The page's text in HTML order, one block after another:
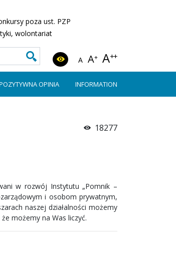
poza ust. PZP
wolontariat
A A+ A++
OPINIA INFORMATION
18277
w rozwój Instytutu „Pomnik –
i osobom prywatnym,
naszej działalności możemy
możemy na Was liczyć.